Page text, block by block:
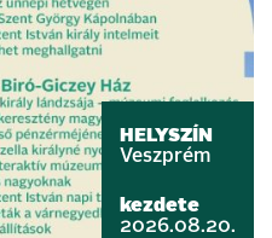
HELYSZÍN
Veszprém
kezdete
2026.08.20.